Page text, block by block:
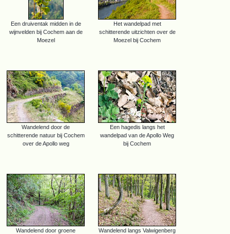
Een druiventak midden in de
wijnvelden bij Cochem aan de
Moezel
Het wandelpad met
schitterende uitzichten over de
Moezel bij Cochem
Wandelend door de
schitterende natuur bij Cochem
over de Apollo weg
Een hagedis langs het
wandelpad van de Apollo Weg
bij Cochem
Wandelend door groene
Wandelend langs Valwigenberg